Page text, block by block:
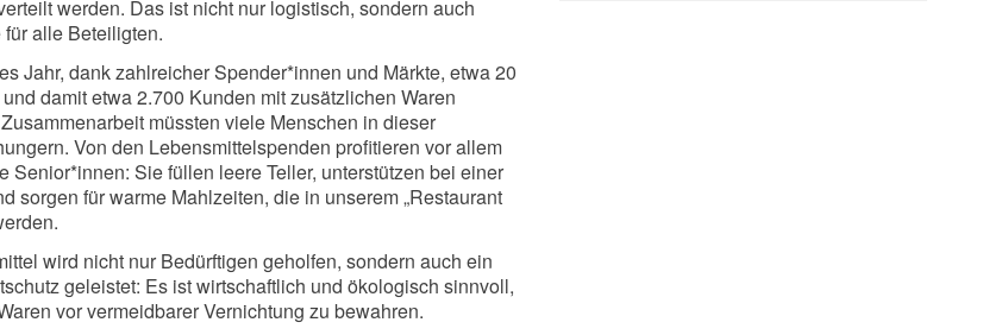
werden. Das ist nicht nur logistisch, sondern auch
alle Beteiligten.
Jahr, dank zahlreicher Spender*innen und Märkte, etwa 20
damit etwa 2.700 Kunden mit zusätzlichen Waren
müssten viele Menschen in dieser
Von den Lebensmittelspenden profitieren vor allem
Senior*innen: Sie füllen leere Teller, unterstützen bei einer
sorgen für warme Mahlzeiten, die in unserem „Restaurant
wird nicht nur Bedürftigen geholfen, sondern auch ein
geleistet: Es ist wirtschaftlich und ökologisch sinnvoll,
vor vermeidbarer Vernichtung zu bewahren.